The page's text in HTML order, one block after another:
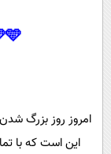
امروز روز بزرگ
این است که با